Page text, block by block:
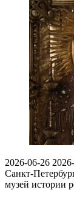
2026-06-26
Санкт-
музей истории